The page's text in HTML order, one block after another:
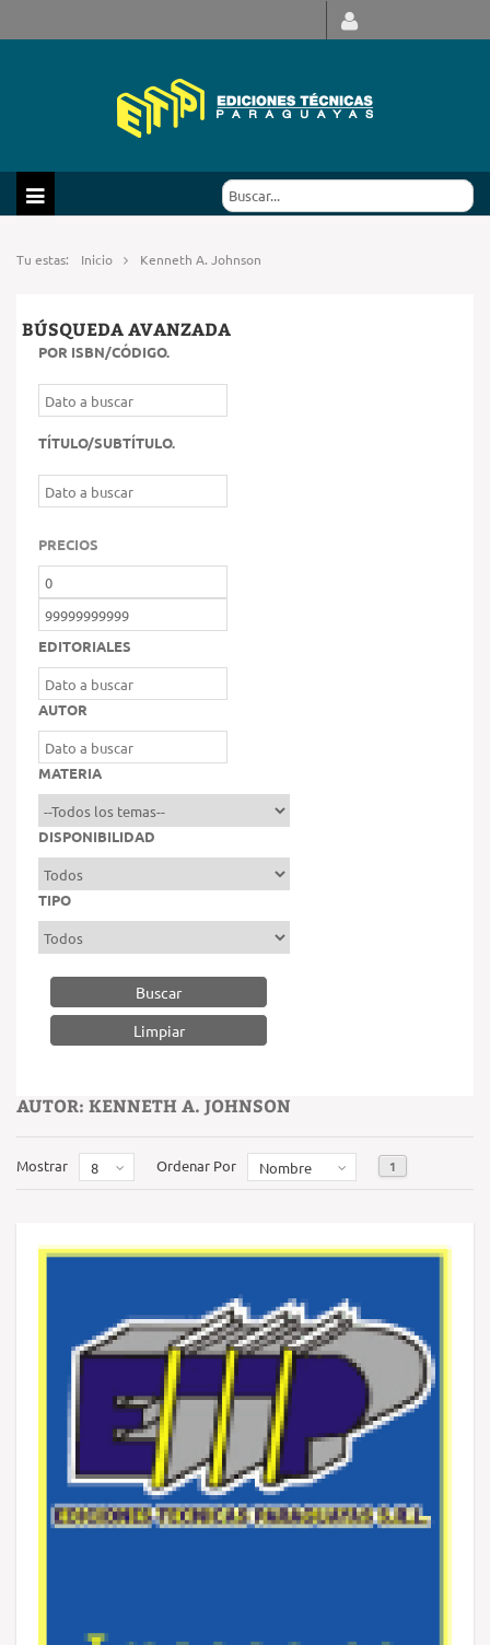
Tu estas: Inicio Kenneth A. Johnson
BÚSQUEDA AVANZADA
POR ISBN/CÓDIGO.
TÍTULO/SUBTÍTULO.
PRECIOS
EDITORIALES
AUTOR
MATERIA
DISPONIBILIDAD
TIPO
Buscar
AUTOR: KENNETH A. JOHNSON
Mostrar 8 Ordenar Por Nombre 1